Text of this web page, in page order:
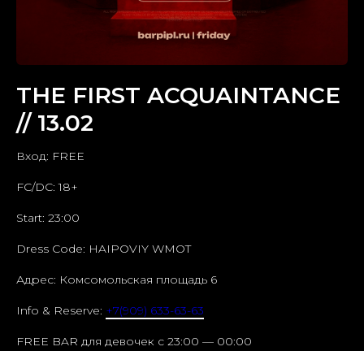
THE FIRST ACQUAINTANCE
// 13.02
Вход: FREE
FC/DC: 18+
Start: 23:00
Dress Code: HAIPOVIY WMOT
Адрес: Комсомольская площадь 6
Info & Reserve: +7(909) 633-63-63
FREE BAR для девочек c 23:00 — 00:00